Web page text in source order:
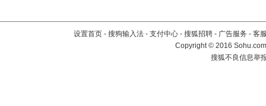
设置首页 - 搜狗输入法 - 支付中心 - 搜狐招聘 - 广告服务 - 客
Copyright©2016
搜狐不良信息举